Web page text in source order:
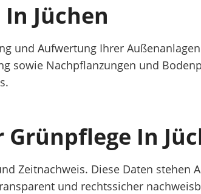
Jüchen
und Aufwertung Ihrer
sowie Nachpflanzungen und
In
Zeitnachweis. Diese Daten stehen
und rechtssicher